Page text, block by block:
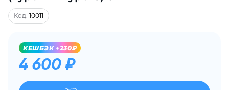
Код: 10011
KЕШБЭК +230₽
4 600 ₽
Оставшиеся
по25%каждые 2 недели
Подробнее